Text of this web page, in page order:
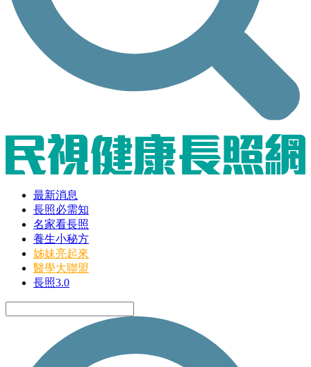
最新消息
長照必需知
名家看長照
養生小秘方
姊妹亮起來
醫學大聯盟
長照3.0